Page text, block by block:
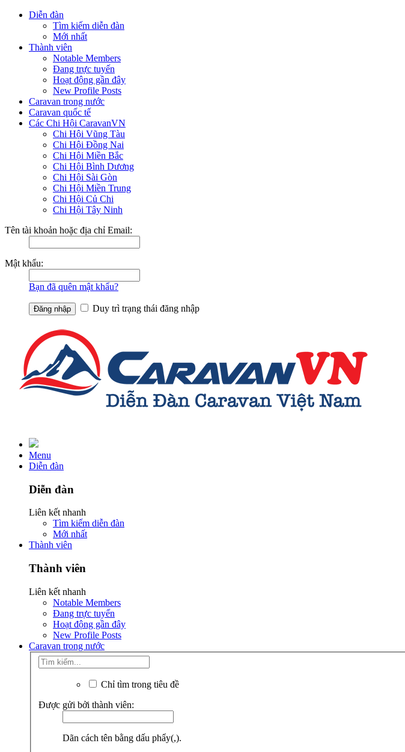
Diễn đàn
Tìm kiếm diễn đàn
Mới nhất
Thành viên
Notable Members
Đang trực tuyến
Hoạt động gần đây
New Profile Posts
Caravan trong nước
Caravan quốc tế
Các Chi Hội CaravanVN
Chi Hội Vũng Tàu
Chi Hội Đồng Nai
Chi Hội Miền Bắc
Chi Hội Bình Dương
Chi Hội Sài Gòn
Chi Hội Miền Trung
Chi Hội Củ Chi
Chi Hội Tây Ninh
Tên tài khoản hoặc địa chỉ Email:
Mật khẩu:
Bạn đã quên mật khẩu?
Duy trì trạng thái đăng nhập
Menu
Diễn đàn
Diễn đàn
Liên kết nhanh
Tìm kiếm diễn đàn
Mới nhất
Thành viên
Thành viên
Liên kết nhanh
Notable Members
Đang trực tuyến
Hoạt động gần đây
New Profile Posts
Caravan trong nước
Chỉ tìm trong tiêu đề
Được gửi bởi thành viên:
Dãn cách tên bằng dấu phẩy(,).